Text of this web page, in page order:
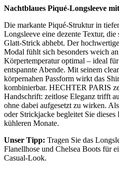
Nachtblaues Piqué-Longsleeve
Die markante Piqué-Struktur in
Longsleeve eine dezente Textur,
Glatt-Strick abhebt. Der
Modal fühlt sich besonders weich
Körpertemperatur optimal – ideal
entspannte Abende. Mit seinem
körpernahen Passform wirkt das
kombinierbar. HECHTER PARIS
Handschrift: zeitlose Eleganz trifft
ohne dabei aufgesetzt zu wirken.
oder Strickjacke begleitet Sie
kühleren Monate.
Unser Tipp: Tragen Sie das
Flanellhose und Chelsea Boots für
Casual-Look.